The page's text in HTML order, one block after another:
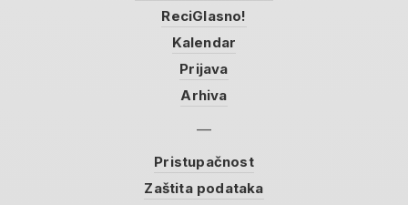
ReciGlasno!
Kalendar
Prijava
Arhiva
Pristupačnost
Zaštita podataka